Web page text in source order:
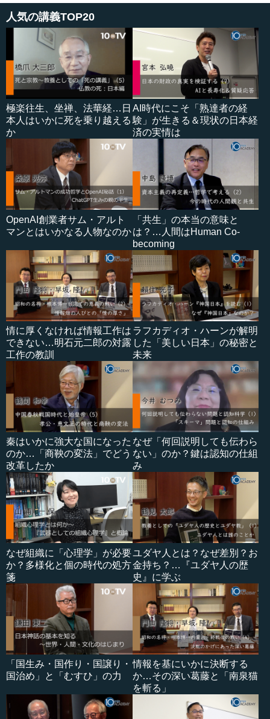
人気の講義TOP20
極楽往生、坐禅、法華経…日
本人はいかに死を乗り越える
か
AI時代にこそ「熟達者の経
験」が生きる＆現状の日本経
済の実情は
OpenAI創業者サム・アルト
マンとはいかなる人物なのか
「共生」の本当の意味と
は？…人間はHuman Co-
becoming
情に厚くなければ情報工作は
できない…明石元二郎の対露
工作の教訓
ラフカディオ・ハーンが解明
した「美しい日本」の秘密と
未来
秦はいかに強大な国になった
のか…「商鞅の変法」でどう
改革したか
なぜ「何回説明しても伝わら
ない」のか？鍵は認知の仕組
み
なぜ組織に「心理学」が必要
か？多様化と個の時代の処方
箋
ユダヤ人とは？なぜ差別？お
金持ち？…『ユダヤ人の歴
史』に学ぶ
「国生み・国作り・国譲り・
国治め」と「むすひ」の力
情報を基にいかに決断する
か…その深い葛藤と「南泉猫
を斬る」